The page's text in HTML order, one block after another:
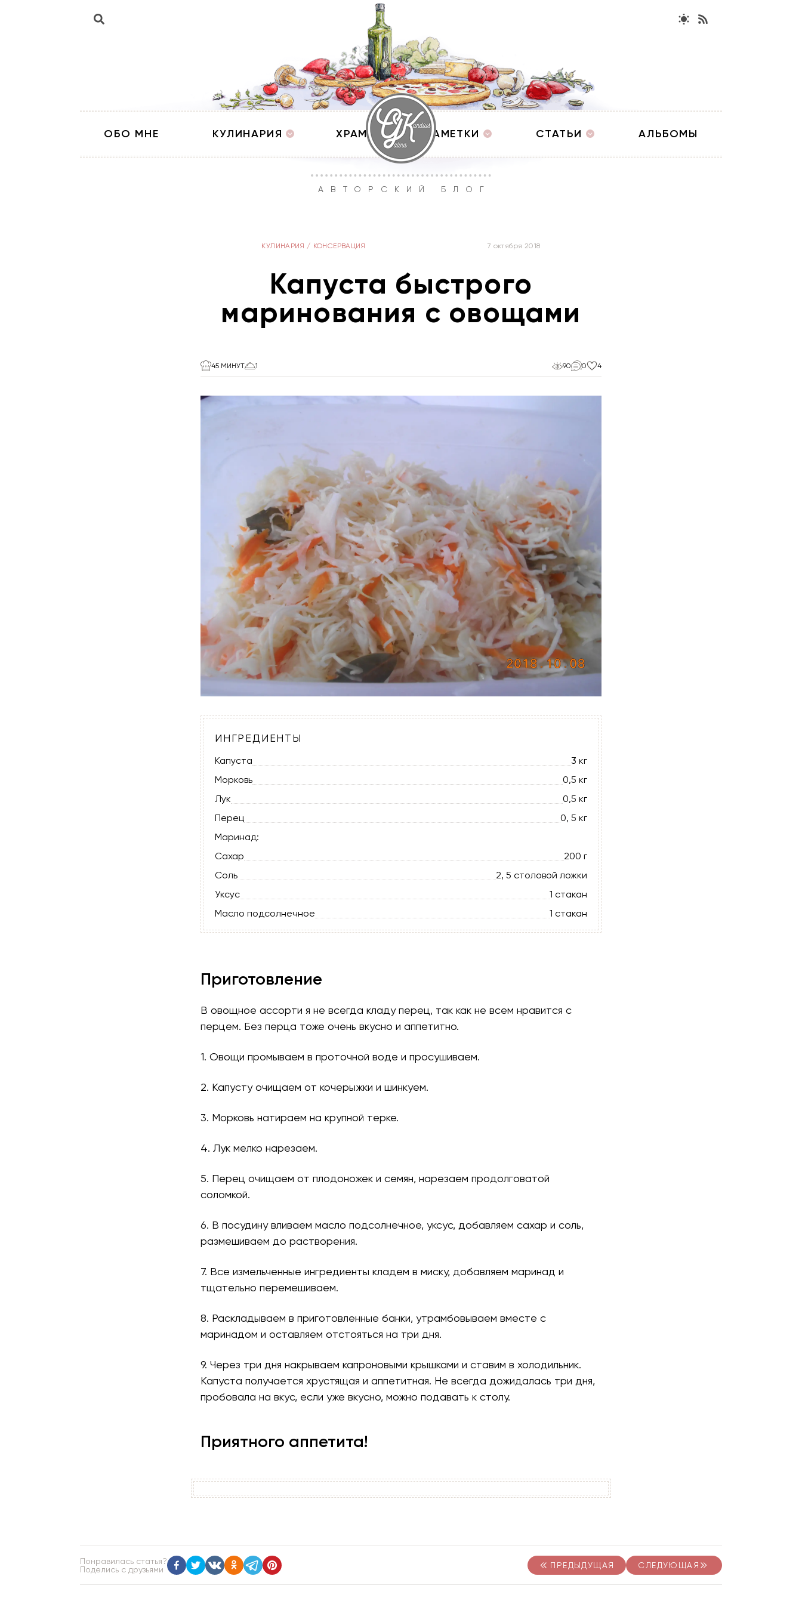
ОБО МНЕ КУЛИНАРИЯ ХРАМЫ ЗАМЕТКИ СТАТЬИ АЛЬБОМЫ
АВТОРСКИЙ БЛОГ
КУЛИНАРИЯ / КОНСЕРВАЦИЯ 7 октября 2018
Капуста быстрого
маринования с овощами
45 МИНУТ 1 90 0 4
ИНГРЕДИЕНТЫ
Капуста
3 кг
Морковь
0,5 кг
Лук
0,5 кг
Перец
0, 5 кг
Маринад:
Сахар
200 г
Соль
2, 5 столовой ложки
Уксус
1 стакан
Масло подсолнечное
1 стакан
Приготовление
В овощное ассорти я не всегда кладу перец, так как не всем нравится с
перцем. Без перца тоже очень вкусно и аппетитно.
1. Овощи промываем в проточной воде и просушиваем.
2. Капусту очищаем от кочерыжки и шинкуем.
3. Морковь натираем на крупной терке.
4. Лук мелко нарезаем.
5. Перец очищаем от плодоножек и семян, нарезаем продолговатой
соломкой.
6. В посудину вливаем масло подсолнечное, уксус, добавляем сахар и соль,
размешиваем до растворения.
7. Все измельченные ингредиенты кладем в миску, добавляем маринад и
тщательно перемешиваем.
8. Раскладываем в приготовленные банки, утрамбовываем вместе с
маринадом и оставляем отстояться на три дня.
9. Через три дня накрываем капроновыми крышками и ставим в холодильник.
Капуста получается хрустящая и аппетитная. Не всегда дожидалась три дня,
пробовала на вкус, если уже вкусно, можно подавать к столу.
Приятного аппетита!
Понравилась статья?
Поделись с друзьями
ПРЕДЫДУЩАЯ СЛЕДУЮЩАЯ